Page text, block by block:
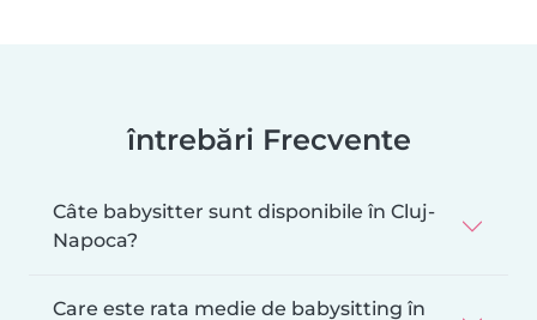
întrebări Frecvente
Câte babysitter sunt disponibile în Cluj-
Napoca?
Care este rata medie de babysitting în